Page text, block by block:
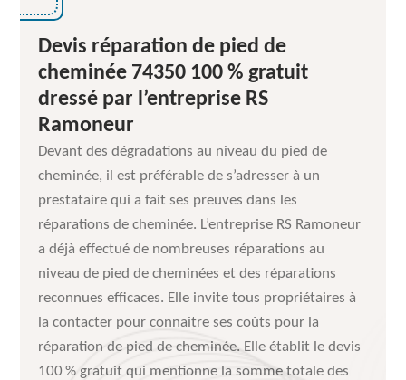
Devis réparation de pied de
cheminée 74350 100 % gratuit
dressé par l’entreprise RS
Ramoneur
Devant des dégradations au niveau du pied de
cheminée, il est préférable de s’adresser à un
prestataire qui a fait ses preuves dans les
réparations de cheminée. L’entreprise RS Ramoneur
a déjà effectué de nombreuses réparations au
niveau de pied de cheminées et des réparations
reconnues efficaces. Elle invite tous propriétaires à
la contacter pour connaitre ses coûts pour la
réparation de pied de cheminée. Elle établit le devis
100 % gratuit qui mentionne la somme totale des